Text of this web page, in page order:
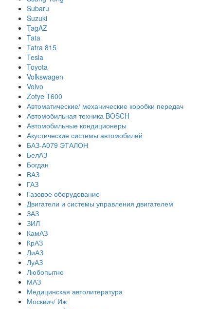
Subaru
Suzuki
TagAZ
Tata
Tatra 815
Tesla
Toyota
Volkswagen
Volvo
Zotye T600
Автоматические/ механические коробки передач
Автомобильная техника BOSCH
Автомобильные кондиционеры
Акустические системы автомобилей
БАЗ-А079 ЭТАЛОН
БелАЗ
Богдан
ВАЗ
ГАЗ
Газовое оборудование
Двигатели и системы управления двигателем
ЗАЗ
ЗИЛ
КамАЗ
КрАЗ
ЛиАЗ
ЛуАЗ
Любопытно
МАЗ
Медицинская автолитература
Москвич/ Иж